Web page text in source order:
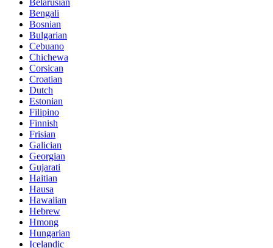
Belarusian
Bengali
Bosnian
Bulgarian
Cebuano
Chichewa
Corsican
Croatian
Dutch
Estonian
Filipino
Finnish
Frisian
Galician
Georgian
Gujarati
Haitian
Hausa
Hawaiian
Hebrew
Hmong
Hungarian
Icelandic